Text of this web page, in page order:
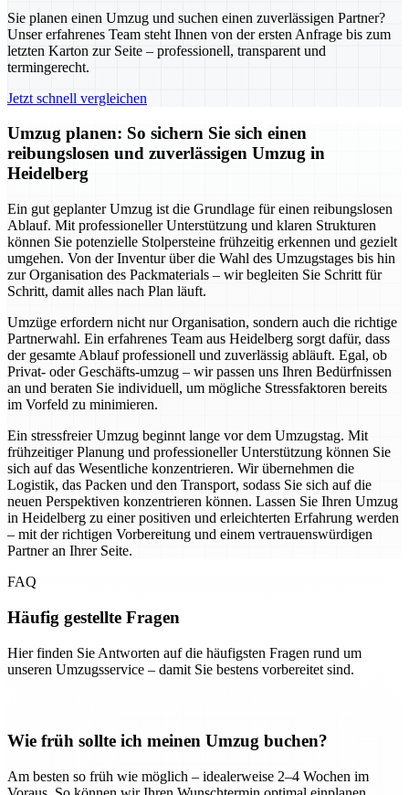
Sie planen einen Umzug und suchen einen zuverlässigen Partner?
Unser erfahrenes Team steht Ihnen von der ersten Anfrage bis zum
letzten Karton zur Seite – professionell, transparent und
termingerecht.
Jetzt schnell vergleichen
Umzug planen: So sichern Sie sich einen
reibungslosen und zuverlässigen Umzug in
Heidelberg
Ein gut geplanter Umzug ist die Grundlage für einen reibungslosen
Ablauf. Mit professioneller Unterstützung und klaren Strukturen
können Sie potenzielle Stolpersteine frühzeitig erkennen und gezielt
umgehen. Von der Inventur über die Wahl des Umzugstages bis hin
zur Organisation des Packmaterials – wir begleiten Sie Schritt für
Schritt, damit alles nach Plan läuft.
Umzüge erfordern nicht nur Organisation, sondern auch die richtige
Partnerwahl. Ein erfahrenes Team aus Heidelberg sorgt dafür, dass
der gesamte Ablauf professionell und zuverlässig abläuft. Egal, ob
Privat- oder Geschäfts-umzug – wir passen uns Ihren Bedürfnissen
an und beraten Sie individuell, um mögliche Stressfaktoren bereits
im Vorfeld zu minimieren.
Ein stressfreier Umzug beginnt lange vor dem Umzugstag. Mit
frühzeitiger Planung und professioneller Unterstützung können Sie
sich auf das Wesentliche konzentrieren. Wir übernehmen die
Logistik, das Packen und den Transport, sodass Sie sich auf die
neuen Perspektiven konzentrieren können. Lassen Sie Ihren Umzug
in Heidelberg zu einer positiven und erleichterten Erfahrung werden
– mit der richtigen Vorbereitung und einem vertrauenswürdigen
Partner an Ihrer Seite.
FAQ
Häufig gestellte Fragen
Hier finden Sie Antworten auf die häufigsten Fragen rund um
unseren Umzugsservice – damit Sie bestens vorbereitet sind.
Wie früh sollte ich meinen Umzug buchen?
Am besten so früh wie möglich – idealerweise 2–4 Wochen im